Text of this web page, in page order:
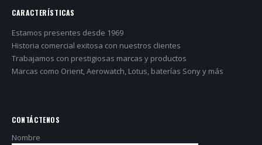
CARACTERÍSTICAS
Estamos presentes desde 1969
Historia comercial exitosa con nuestros clientes
Trabajamos con prestigiosas marcas y productos
Marcas como Orient, Aerowatch, Lotus, baterías Sony y más
CONTÁCTENOS
Nombre